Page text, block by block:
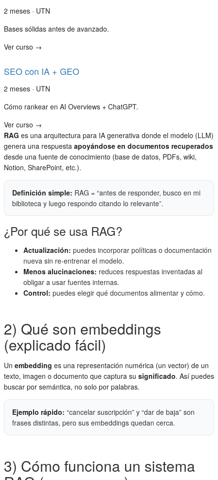
2 meses · UTN
Bases sólidas antes de avanzado.
Ver curso →
SEO con IA + GEO
2 meses · UTN
Cómo rankear en AI Overviews + ChatGPT.
Ver curso →
RAG es una arquitectura para IA generativa donde el modelo (LLM)
genera una respuesta apoyándose en documentos recuperados
desde una fuente de conocimiento (base de datos, PDFs, wiki,
Notion, SharePoint, etc.).
Definición simple: RAG = “antes de responder, busco en mi
biblioteca y luego respondo citando lo relevante”.
¿Por qué se usa RAG?
Actualización: puedes incorporar políticas o documentación
nueva sin re-entrenar el modelo.
Menos alucinaciones: reduces respuestas inventadas al
obligar a usar fuentes internas.
Control: puedes elegir qué documentos alimentar y cómo.
2) Qué son embeddings
(explicado fácil)
Un embedding es una representación numérica (un vector) de un
texto, imagen o documento que captura su significado. Así puedes
buscar por semántica, no solo por palabras.
Ejemplo rápido: “cancelar suscripción” y “dar de baja” son
frases distintas, pero sus embeddings quedan cerca.
3) Cómo funciona un sistema